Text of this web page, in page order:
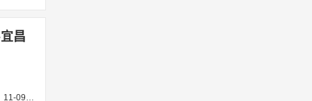
昌
11-23